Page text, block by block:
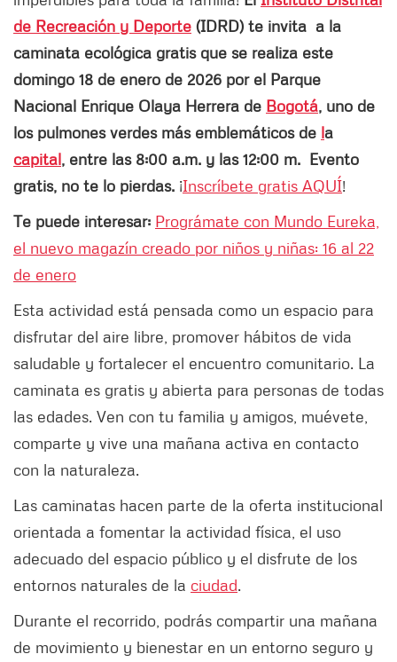
de Recreación y Deporte (IDRD) te invita a la
caminata ecológica gratis que se realiza este
domingo 18 de enero de 2026 por el Parque
Nacional Enrique Olaya Herrera de Bogotá, uno de
los pulmones verdes más emblemáticos de la
capital, entre las 8:00 a.m. y las 12:00 m. Evento
gratis, no te lo pierdas. ¡Inscríbete gratis AQUÍ!
Te puede interesar: Prográmate con Mundo Eureka,
el nuevo magazín creado por niños y niñas: 16 al 22
de enero
Esta actividad está pensada como un espacio para
disfrutar del aire libre, promover hábitos de vida
saludable y fortalecer el encuentro comunitario. La
caminata es gratis y abierta para personas de todas
las edades. Ven con tu familia y amigos, muévete,
comparte y vive una mañana activa en contacto
con la naturaleza.
Las caminatas hacen parte de la oferta institucional
orientada a fomentar la actividad física, el uso
adecuado del espacio público y el disfrute de los
entornos naturales de la ciudad.
Durante el recorrido, podrás compartir una mañana
de movimiento y bienestar en un entorno seguro y